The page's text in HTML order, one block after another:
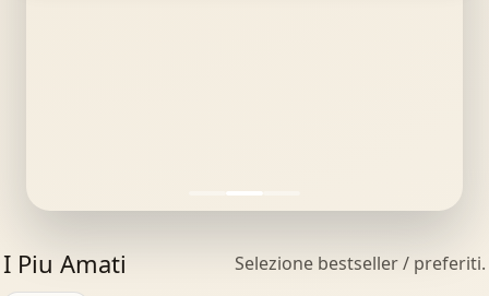
I Piu Amati Selezione bestseller / preferiti.